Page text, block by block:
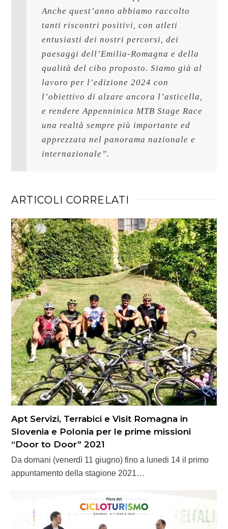
Anche quest’anno abbiamo raccolto
tanti riscontri positivi, con atleti
entusiasti dei nostri percorsi, dei
paesaggi dell’Emilia-Romagna e della
qualità del cibo proposto. Siamo già al
lavoro per l’edizione 2024 con
l’obiettivo di alzare ancora l’asticella,
e rendere Appenninica MTB Stage Race
una realtà sempre più importante ed
apprezzata nel panorama nazionale e
internazionale”.
ARTICOLI CORRELATI
Apt Servizi, Terrabici e Visit Romagna in
Slovenia e Polonia per le prime missioni
“Door to Door” 2021
Da domani (venerdì 11 giugno) fino a lunedi 14 il primo
appuntamento della stagione 2021…